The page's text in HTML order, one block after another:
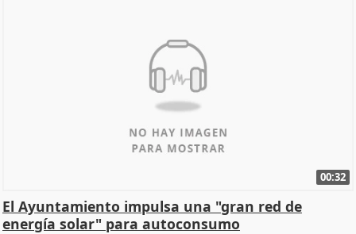
00:32
El Ayuntamiento impulsa una "gran red de
energía solar" para autoconsumo